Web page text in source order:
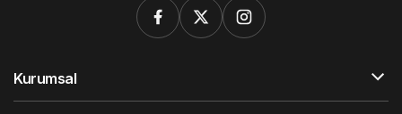
Kurumsal